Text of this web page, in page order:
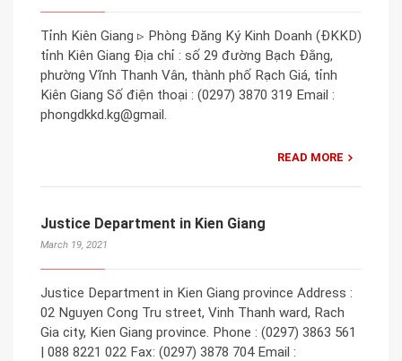
Tỉnh Kiên Giang ▹ Phòng Đăng Ký Kinh Doanh (ĐKKD)
tỉnh Kiên Giang Địa chỉ : số 29 đường Bạch Đằng,
phường Vĩnh Thanh Vân, thành phố Rạch Giá, tỉnh
Kiên Giang Số điện thoại : (0297) 3870 319 Email :
phongdkkd.kg@gmail.
READ MORE
Justice Department in Kien Giang
March 19, 2021
Justice Department in Kien Giang province Address :
02 Nguyen Cong Tru street, Vinh Thanh ward, Rach
Gia city, Kien Giang province. Phone : (0297) 3863 561
| 088 8221 022 Fax: (0297) 3878 704 Email :